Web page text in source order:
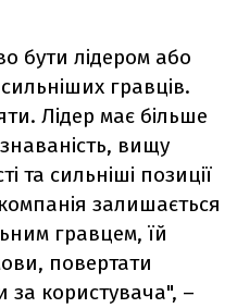
бути лідером або
гравців.
Лідер має більше
вищу
та сильніші позиції
залишається
гравцем, їй
повертати
за користувача", –